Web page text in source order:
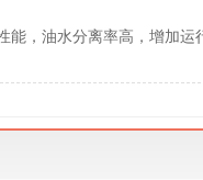
，油水分离率高，增加运